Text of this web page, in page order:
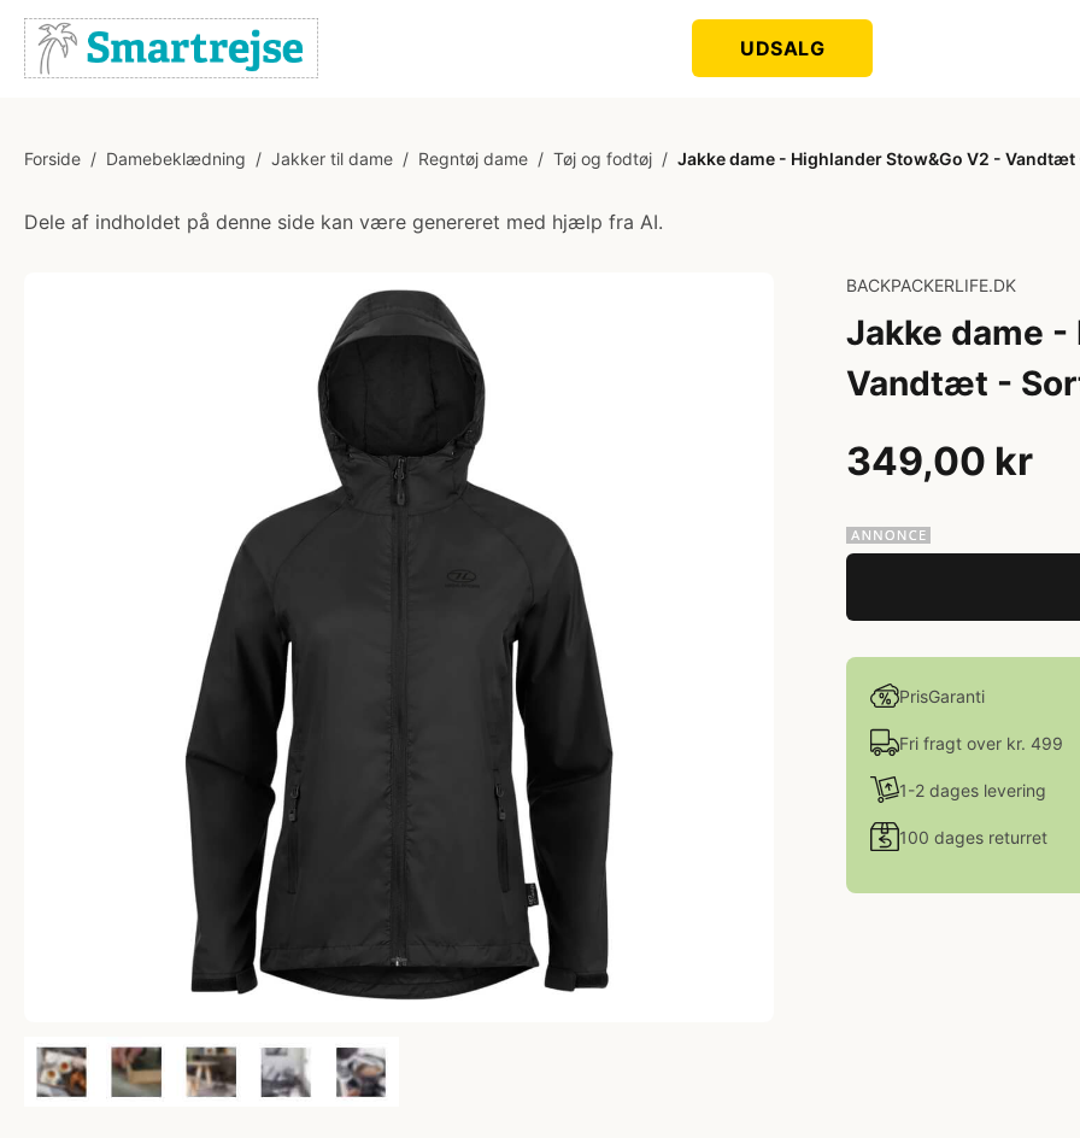
UDSALG
Forside / Damebeklædning / Jakker til dame / Regntøj dame / Tøj og fodtøj / Jakke dame - Highlander Stow&Go V2 - Vandtæt
Dele af indholdet på denne side kan være genereret med hjælp fra AI.
BACKPACKERLIFE.DK
Jakke dame -
Vandtæt -
349,00 kr
PrisGaranti
Fri fragt over kr. 499
1-2 dages levering
100 dages returret